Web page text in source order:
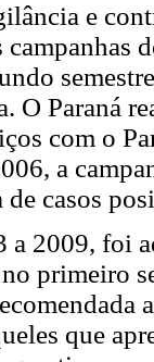
e
O Paraná
com o
a
casos
2009, foi
primeiro
que